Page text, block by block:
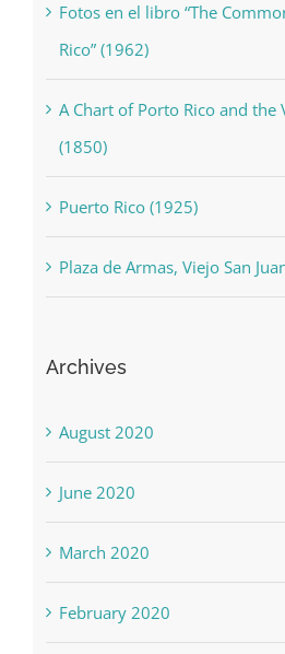
Fotos en el libro “The
Rico” (1962)
A Chart of Porto Rico and the
(1850)
Puerto Rico (1925)
Plaza de Armas, Viejo San
Archives
August 2020
June 2020
March 2020
February 2020